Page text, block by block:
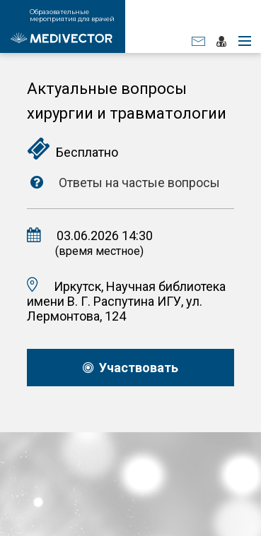
Образовательные
мероприятия для врачей
Актуальные вопросы
хирургии и травматологии
Бесплатно
Ответы на частые вопросы
03.06.2026 14:30
(время местное)
Иркутск, Научная библиотека
имени В. Г. Распутина ИГУ, ул.
Лермонтова, 124
Участвовать